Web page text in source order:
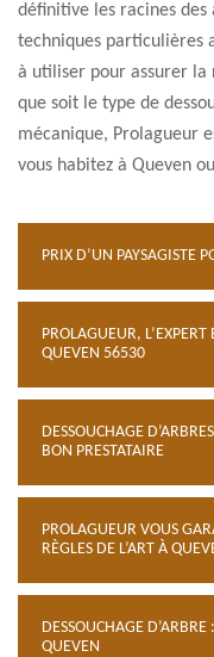
définitive les racines des
techniques particulières
à utiliser pour assurer la
que soit le type de
mécanique, Prolagueur
vous habitez à Queven
PRIX D’UN PAYSAGISTE
PROLAGUEUR,
QUEVEN 56530
DESSOUCHAGE
BON PRESTATAIRE
PROLAGUEUR VOUS
RÈGLES DE L’ART À
DESSOUCHAGE
QUEVEN